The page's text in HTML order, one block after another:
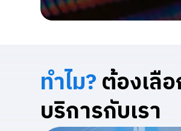
ทำไม?ต้องเลื
บริการกับเรา